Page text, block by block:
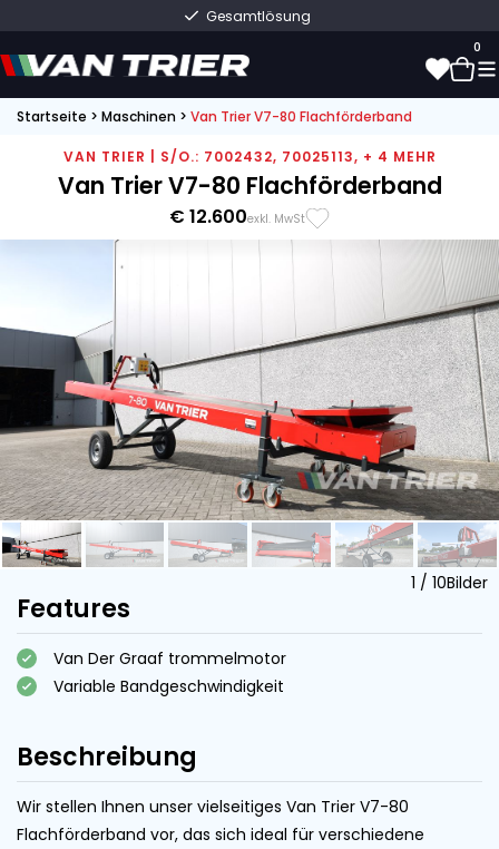
Gesamtlösung
0
Startseite > Maschinen > Van Trier V7-80 Flachförderband
VAN TRIER | S/O.: 7002432, 70025113, + 4 MEHR
Van Trier V7-80 Flachförderband
€ 12.600exkl. MwSt
1 / 10Bilder
Features
Van Der Graaf trommelmotor
Variable Bandgeschwindigkeit
Beschreibung
Wir stellen Ihnen unser vielseitiges Van Trier V7-80
Flachförderband vor, das sich ideal für verschiedene